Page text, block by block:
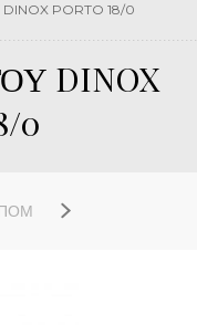
PORTO 18/0
DINOX
0